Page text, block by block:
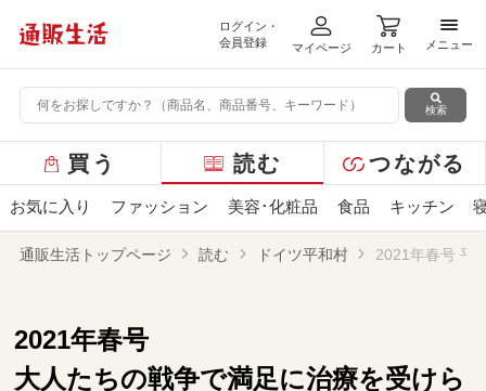
ログイン・
会員登録
マイページ カート
メニ
メニュー
検索
ー
バ
ー
買う 読む つながる
お気に入り ファッション 美容･化粧品 食品 キッチン
通販生活トップページ 読む ドイツ平和村 2021年春号 平
2021年春号
大人たちの戦争で満足に治療を受けら